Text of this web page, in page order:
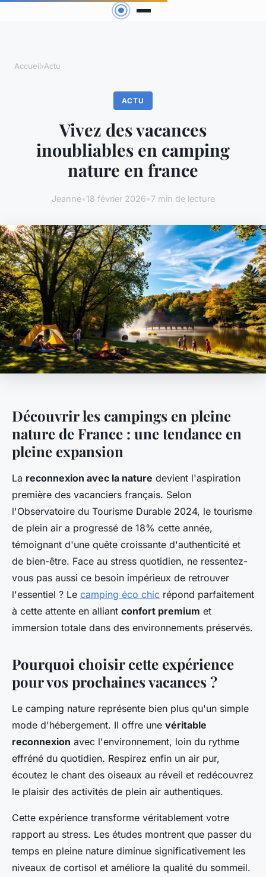
Accueil›Actu
ACTU
Vivez des vacances
inoubliables en camping
nature en france
Jeanne•18 février 2026•7 min de lecture
Découvrir les campings en pleine
nature de France : une tendance en
pleine expansion
La reconnexion avec la nature devient l'aspiration
première des vacanciers français. Selon
l'Observatoire du Tourisme Durable 2024, le tourisme
de plein air a progressé de 18% cette année,
témoignant d'une quête croissante d'authenticité et
de bien-être. Face au stress quotidien, ne ressentez-
vous pas aussi ce besoin impérieux de retrouver
l'essentiel ? Le camping éco chic répond parfaitement
à cette attente en alliant confort premium et
immersion totale dans des environnements préservés.
Pourquoi choisir cette expérience
pour vos prochaines vacances ?
Le camping nature représente bien plus qu'un simple
mode d'hébergement. Il offre une véritable
reconnexion avec l'environnement, loin du rythme
effréné du quotidien. Respirez enfin un air pur,
écoutez le chant des oiseaux au réveil et redécouvrez
le plaisir des activités de plein air authentiques.
Cette expérience transforme véritablement votre
rapport au stress. Les études montrent que passer du
temps en pleine nature diminue significativement les
niveaux de cortisol et améliore la qualité du sommeil.